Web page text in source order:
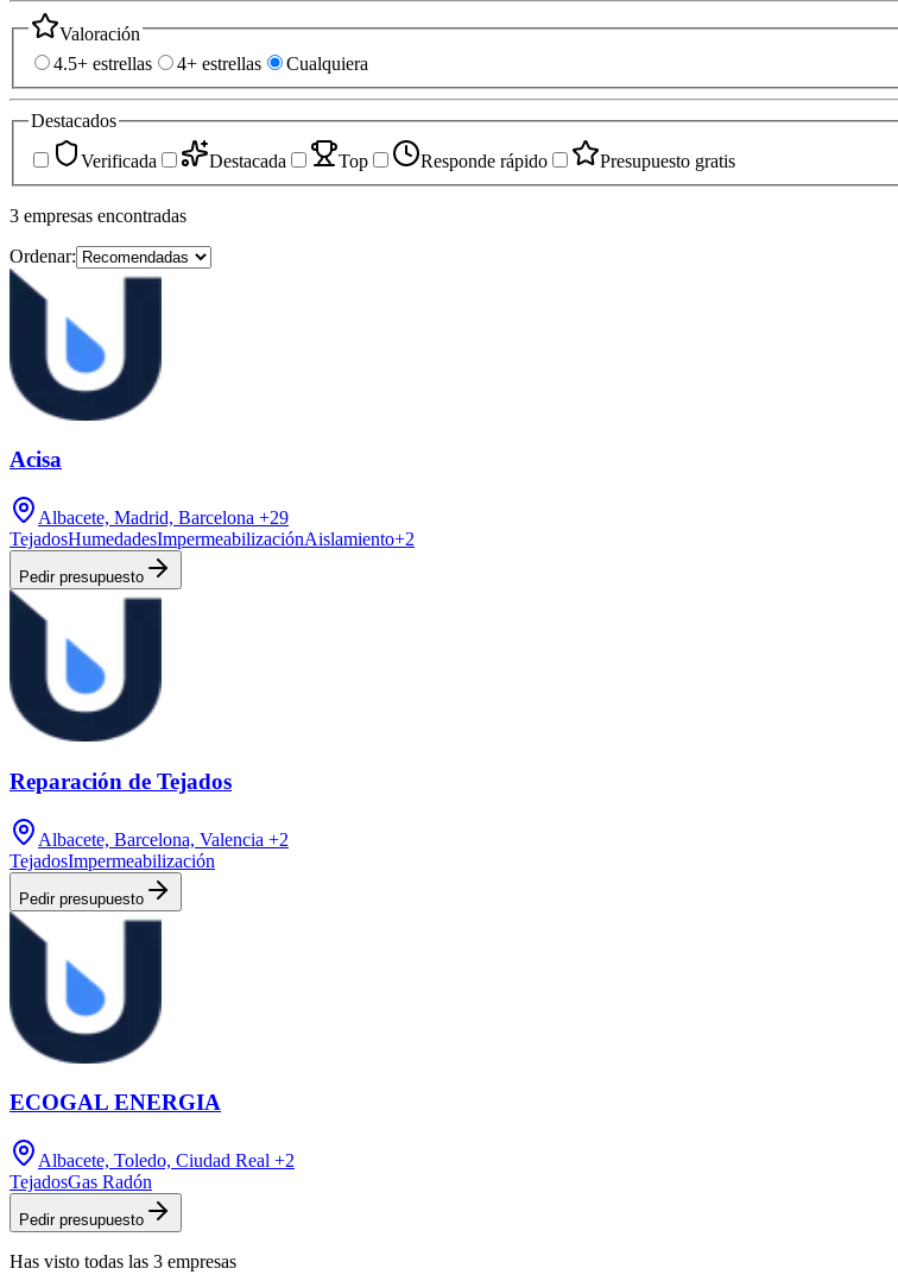
Valoración
4.5+ estrellas
4+ estrellas Cualquiera
Destacados
Verificada
Destacada Top Responde rápido Presupuesto gratis
3 empresas encontradas
Ordenar:
Acisa
Albacete, Madrid, Barcelona +29
TejadosHumedadesImpermeabilizaciónAislamiento+2
Pedir presupuesto
Reparación de Tejados
Albacete, Barcelona, Valencia +2
TejadosImpermeabilización
Pedir presupuesto
ECOGAL ENERGIA
Albacete, Toledo, Ciudad Real +2
TejadosGas Radón
Pedir presupuesto
Has visto todas las 3 empresas